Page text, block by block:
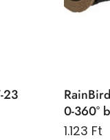
23
0-360°
1.123 Ft